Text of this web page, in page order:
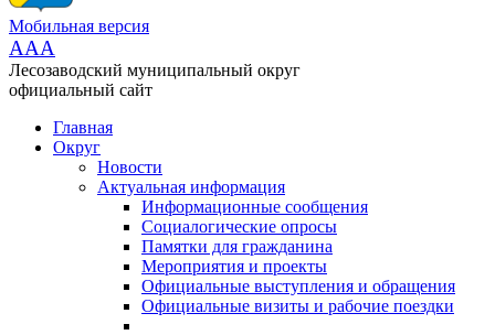
Мобильная версия
AAA
Лесозаводский муниципальный округ
официальный сайт
Главная
Округ
Новости
Актуальная информация
Информационные сообщения
Социалогические опросы
Памятки для гражданина
Мероприятия и проекты
Официальные выступления и обращения
Официальные визиты и рабочие поездки